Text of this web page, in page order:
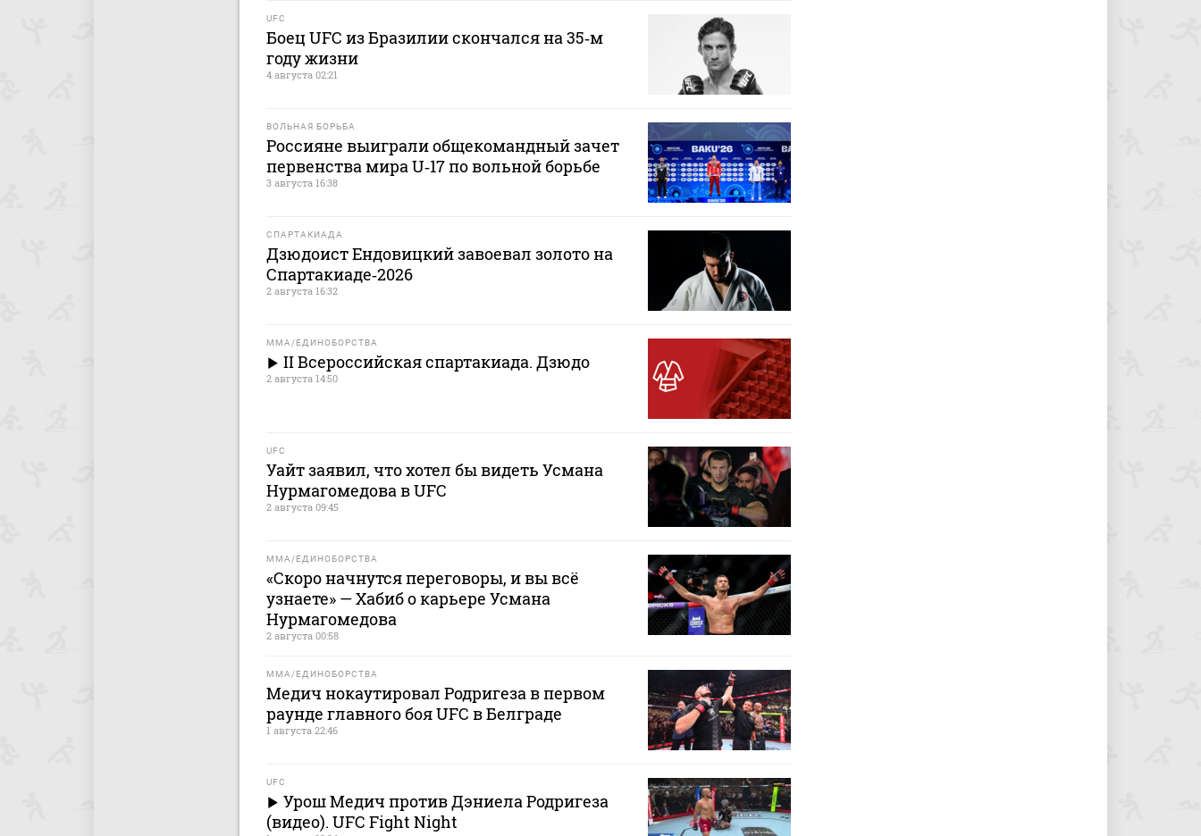
UFC
Боец UFC из Бразилии скончался на 35‑м
году жизни
4 августа 02:21
ВОЛЬНАЯ БОРЬБА
Россияне выиграли общекомандный зачет
первенства мира U‑17 по вольной борьбе
3 августа 16:38
СПАРТАКИАДА
Дзюдоист Ендовицкий завоевал золото на
Спартакиаде‑2026
2 августа 16:32
MMA/ЕДИНОБОРСТВА
II Всероссийская спартакиада. Дзюдо
2 августа 14:50
UFC
Уайт заявил, что хотел бы видеть Усмана
Нурмагомедова в UFC
2 августа 09:45
MMA/ЕДИНОБОРСТВА
«Скоро начнутся переговоры, и вы всё
узнаете» — Хабиб о карьере Усмана
Нурмагомедова
2 августа 00:58
MMA/ЕДИНОБОРСТВА
Медич нокаутировал Родригеза в первом
раунде главного боя UFC в Белграде
1 августа 22:46
UFC
Урош Медич против Дэниела Родригеза
(видео). UFC Fight Night